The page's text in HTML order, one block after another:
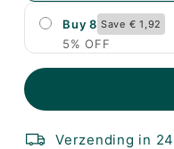
Buy 8 Save € 1,92
5% OFF
Verzending in